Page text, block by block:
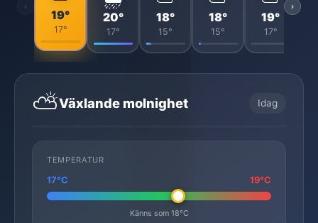
‹
19°
17°
20°
17°
18°
15°
18°
15°
19°
17°
›
⛅Växlande molnighet Idag
TEMPERATUR
17°C 19°C
Känns som 18°C